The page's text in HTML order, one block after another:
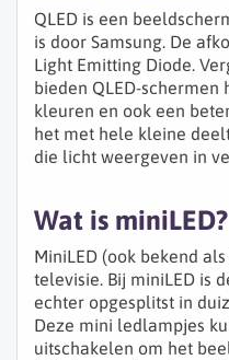
QLED is een
is door Samsung. De
Light Emitting Diode.
bieden QLED-
kleuren en ook een
het met hele kleine
die licht weergeven in
Wat is miniLED?
MiniLED (ook bekend
televisie. Bij miniLED is
echter opgesplitst in
Deze mini ledlampjes
uitschakelen om het